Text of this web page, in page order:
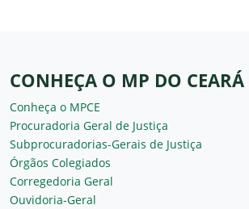
CONHEÇA O MP DO CEARÁ
Conheça o MPCE
Procuradoria Geral de Justiça
Subprocuradorias-Gerais de Justiça
Órgãos Colegiados
Corregedoria Geral
Ouvidoria-Geral